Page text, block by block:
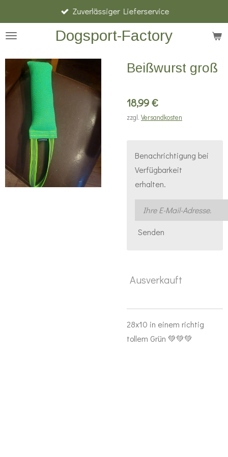
Hauptinhalt
springen
Dogsport-Factory
Zuverlässiger Lieferservice
Beißwurst groß
18,99 €
zzgl. Versandkosten
Benachrichtigung bei
Verfügbarkeit
erhalten.
Senden
Ausverkauft
28x10 in einem richtig
tollem Grün 💚💚💚